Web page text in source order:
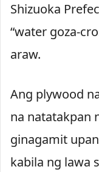
Shizuoka
“water goza-
araw.
Ang plywood
na natatakpan
ginagamit
kabila ng lawa